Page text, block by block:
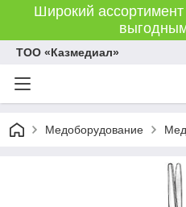
Широкий
ТОО «Казмедиал»
Медоборудование